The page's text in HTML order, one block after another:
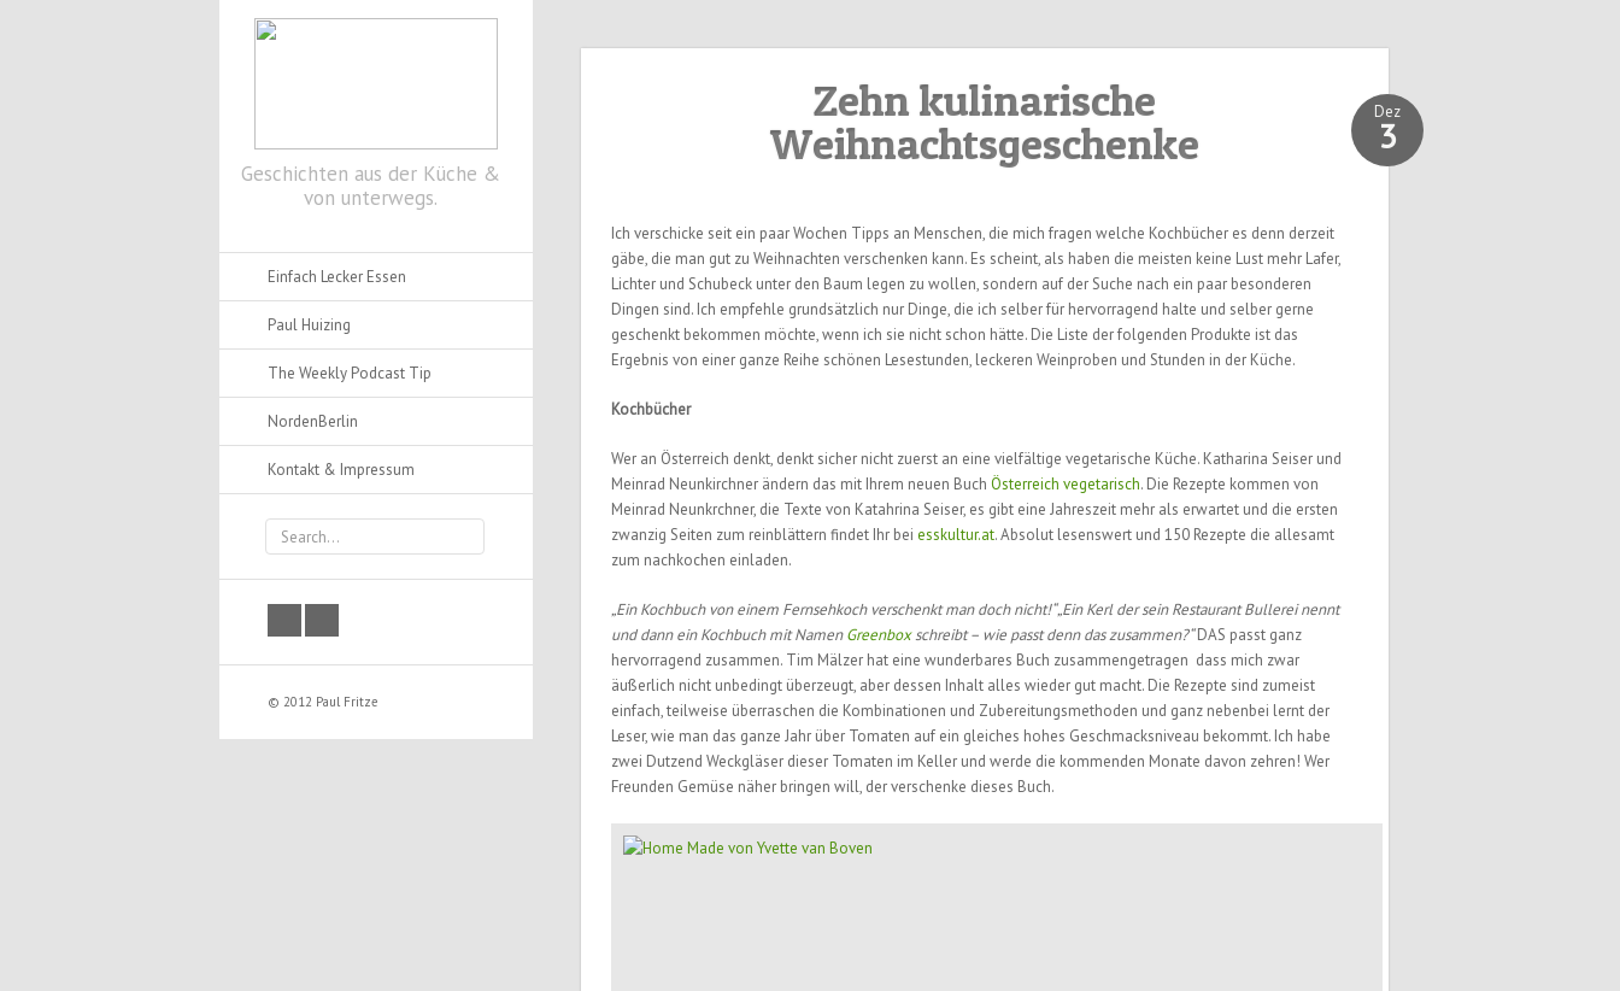
Zehn kulinarische
Weihnachtsgeschenke
Ich verschicke seit ein paar Wochen Tipps an Menschen, die mich fragen welche Kochbücher es denn derzeit
gäbe, die man gut zu Weihnachten verschenken kann. Es scheint, als haben die meisten keine Lust mehr Lafer,
Lichter und Schubeck unter den Baum legen zu wollen, sondern auf der Suche nach ein paar besonderen
Dingen sind. Ich empfehle grundsätzlich nur Dinge, die ich selber für hervorragend halte und selber gerne
geschenkt bekommen möchte, wenn ich sie nicht schon hätte. Die Liste der folgenden Produkte ist das
Ergebnis von einer ganze Reihe schönen Lesestunden, leckeren Weinproben und Stunden in der Küche.
Kochbücher
Wer an Österreich denkt, denkt sicher nicht zuerst an eine vielfältige vegetarische Küche. Katharina Seiser und
Meinrad Neunkirchner ändern das mit Ihrem neuen Buch Österreich vegetarisch. Die Rezepte kommen von
Meinrad Neunkrchner, die Texte von Katahrina Seiser, es gibt eine Jahreszeit mehr als erwartet und die ersten
zwanzig Seiten zum reinblättern findet Ihr bei esskultur.at. Absolut lesenswert und 150 Rezepte die allesamt
zum nachkochen einladen.
„Ein Kochbuch von einem Fernsehkoch verschenkt man doch nicht!“ „Ein Kerl der sein Restaurant Bullerei nennt
und dann ein Kochbuch mit NamenGreenboxschreibt – wie passt denn das zusammen?“DAS passt ganz
hervorragend zusammen. Tim Mälzer hat eine wunderbares Buch zusammengetragen dass mich zwar
äußerlich nicht unbedingt überzeugt, aber dessen Inhalt alles wieder gut macht. Die Rezepte sind zumeist
einfach, teilweise überraschen die Kombinationen und Zubereitungsmethoden und ganz nebenbei lernt der
Leser, wie man das ganze Jahr über Tomaten auf ein gleiches hohes Geschmacksniveau bekommt. Ich habe
zwei Dutzend Weckgläser dieser Tomaten im Keller und werde die kommenden Monate davon zehren! Wer
Freunden Gemüse näher bringen will, der verschenke dieses Buch.
Dez
3
Geschichten aus der Küche &
von unterwegs.
Einfach Lecker Essen
Paul Huizing
The Weekly Podcast Tip
NordenBerlin
Kontakt & Impressum
© 2012 Paul Fritze